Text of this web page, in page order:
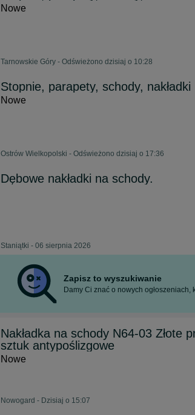
Nowe
Tarnowskie Góry - Odświeżono dzisiaj o 10:28
Stopnie, parapety, schody, nakładki
Nowe
Ostrów Wielkopolski - Odświeżono dzisiaj o 17:36
Dębowe nakładki na schody.
Staniątki - 06 sierpnia 2026
Zapisz to wyszukiwanie
Damy Ci znać o nowych
Nakładka na schody N64-03 Złote
sztuk antypoślizgowe
Nowe
Nowogard - Dzisiaj o 15:07